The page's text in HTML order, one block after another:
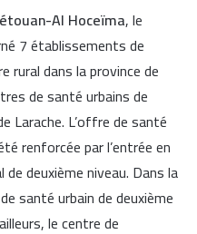
Al Hoceïma, le
7 établissements de
rural dans la province de
de santé urbains de
Larache. L’offre de santé
renforcée par l’entrée en
deuxième niveau. Dans la
santé urbain de deuxième
le centre de